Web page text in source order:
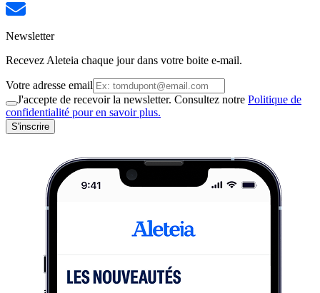
Newsletter
Recevez Aleteia chaque jour dans votre boite e-mail.
Votre adresse email
J'accepte de recevoir la newsletter. Consultez notre Politique de
confidentialité pour en savoir plus.
S'inscrire